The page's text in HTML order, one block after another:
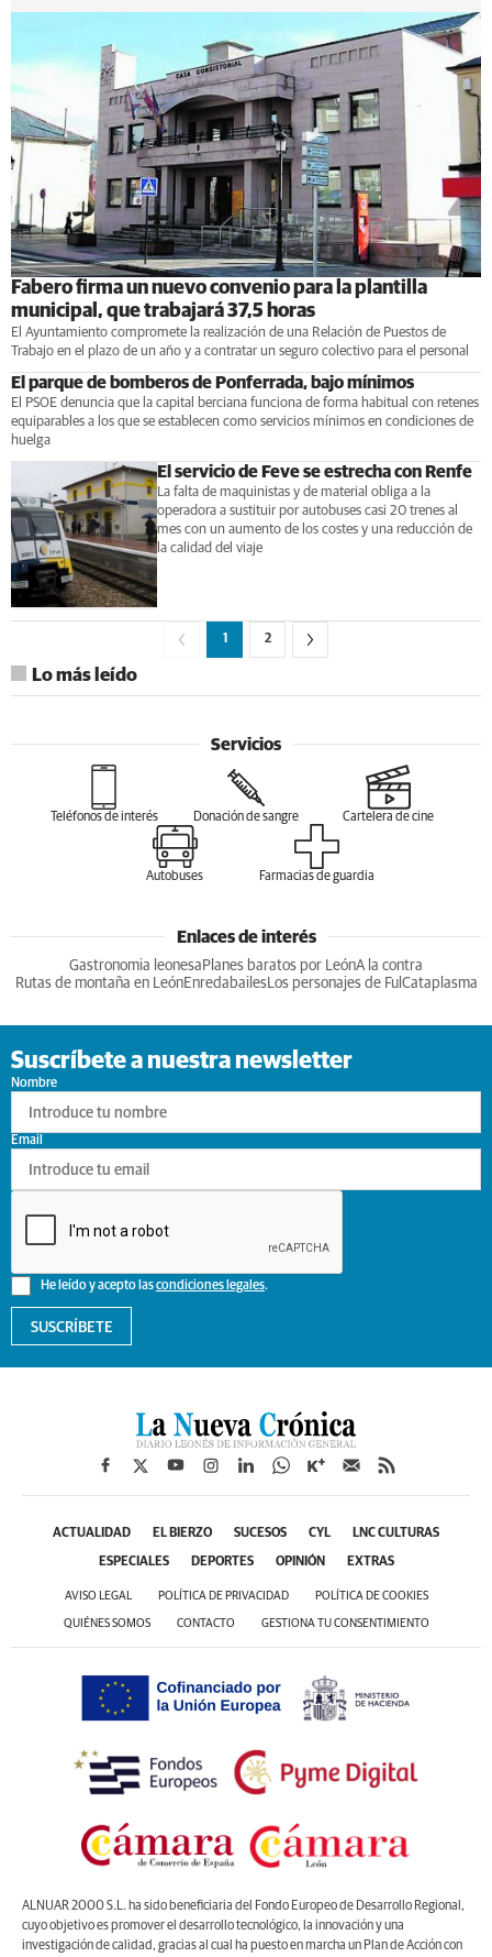
Fabero firma un nuevo convenio para la plantilla
municipal, que trabajará 37,5 horas
El Ayuntamiento compromete la realización de una Relación de Puestos de
Trabajo en el plazo de un año y a contratar un seguro colectivo para el personal
El parque de bomberos de Ponferrada, bajo mínimos
El PSOE denuncia que la capital berciana funciona de forma habitual con retenes
equiparables a los que se establecen como servicios mínimos en condiciones de
huelga
El servicio de Feve se estrecha con Renfe
La falta de maquinistas y de material obliga a la
operadora a sustituir por autobuses casi 20 trenes al
mes con un aumento de los costes y una reducción de
la calidad del viaje
1 2
Lo más leído
Servicios
Teléfonos de interés Donación de sangre Cartelera de cine
Autobuses Farmacias de guardia
Enlaces de interés
Gastronomia leonesa Planes baratos por LeónA la contra
Rutas de montaña en LeónEnredabailesLos personajes de Ful Cataplasma
Suscríbete a nuestra newsletter
Nombre
He leído y acepto lascondiciones legales.
Email
SUSCRÍBETE
ACTUALIDAD EL BIERZO SUCESOS CYL LNC CULTURAS
ESPECIALES DEPORTES OPINIÓN EXTRAS
AVISO LEGAL POLÍTICA DE PRIVACIDAD POLÍTICA DE COOKIES
QUIÉNES SOMOS CONTACTO GESTIONA TU CONSENTIMIENTO
ALNUAR 2000 S.L. ha sido beneficiaria del Fondo Europeo de Desarrollo Regional,
cuyo objetivo es promover el desarrollo tecnológico, la innovación y una
investigación de calidad, gracias al cual ha puesto en marcha un Plan de Acción con